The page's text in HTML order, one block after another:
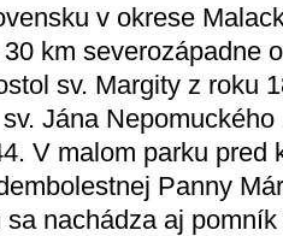
v okrese
km severozápadne
sv. Margity z roku
Jána
V malom parku pred
Panny
nachádza aj